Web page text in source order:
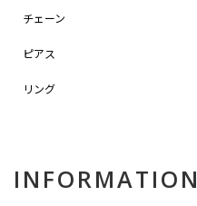
チェーン
ピアス
リング
INFORMATION